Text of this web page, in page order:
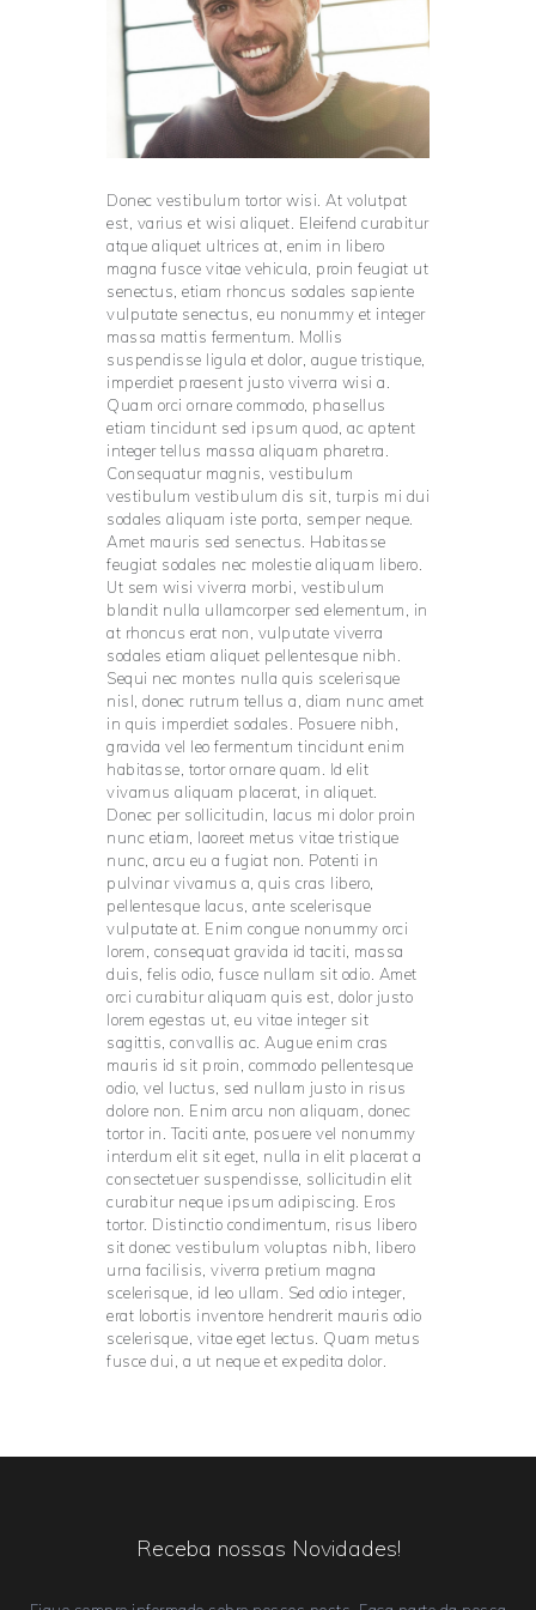
Donec vestibulum tortor wisi. At volutpat
est, varius et wisi aliquet. Eleifend curabitur
atque aliquet ultrices at, enim in libero
magna fusce vitae vehicula, proin feugiat ut
senectus, etiam rhoncus sodales sapiente
vulputate senectus, eu nonummy et integer
massa mattis fermentum. Mollis
suspendisse ligula et dolor, augue tristique,
imperdiet praesent justo viverra wisi a.
Quam orci ornare commodo, phasellus
etiam tincidunt sed ipsum quod, ac aptent
integer tellus massa aliquam pharetra.
Consequatur magnis, vestibulum
vestibulum vestibulum dis sit, turpis mi dui
sodales aliquam iste porta, semper neque.
Amet mauris sed senectus. Habitasse
feugiat sodales nec molestie aliquam libero.
Ut sem wisi viverra morbi, vestibulum
blandit nulla ullamcorper sed elementum, in
at rhoncus erat non, vulputate viverra
sodales etiam aliquet pellentesque nibh.
Sequi nec montes nulla quis scelerisque
nisl, donec rutrum tellus a, diam nunc amet
in quis imperdiet sodales. Posuere nibh,
gravida vel leo fermentum tincidunt enim
habitasse, tortor ornare quam. Id elit
vivamus aliquam placerat, in aliquet.
Donec per sollicitudin, lacus mi dolor proin
nunc etiam, laoreet metus vitae tristique
nunc, arcu eu a fugiat non. Potenti in
pulvinar vivamus a, quis cras libero,
pellentesque lacus, ante scelerisque
vulputate at. Enim congue nonummy orci
lorem, consequat gravida id taciti, massa
duis, felis odio, fusce nullam sit odio. Amet
orci curabitur aliquam quis est, dolor justo
lorem egestas ut, eu vitae integer sit
sagittis, convallis ac. Augue enim cras
mauris id sit proin, commodo pellentesque
odio, vel luctus, sed nullam justo in risus
dolore non. Enim arcu non aliquam, donec
tortor in. Taciti ante, posuere vel nonummy
interdum elit sit eget, nulla in elit placerat a
consectetuer suspendisse, sollicitudin elit
curabitur neque ipsum adipiscing. Eros
tortor. Distinctio condimentum, risus libero
sit donec vestibulum voluptas nibh, libero
urna facilisis, viverra pretium magna
scelerisque, id leo ullam. Sed odio integer,
erat lobortis inventore hendrerit mauris odio
scelerisque, vitae eget lectus. Quam metus
fusce dui, a ut neque et expedita dolor.
Receba nossas Novidades!